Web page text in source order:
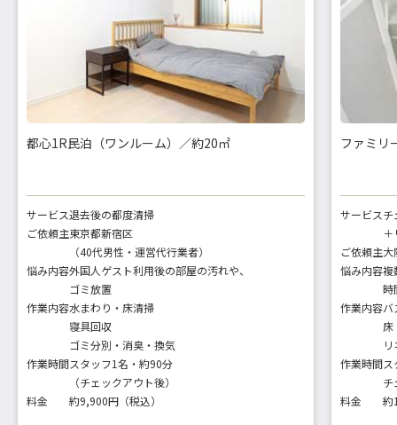
都心1R民泊（ワンルーム）／約20㎡
サービス退去後の都度清掃
ご依頼主東京都新宿区
（40代男性・運営代行業者）
悩み内容外国人ゲスト利用後の部屋の汚れや、
ゴミ放置
作業内容水まわり・床清掃
寝具回収
ゴミ分別・消臭・換気
作業時間スタッフ1名・約90分
（チェックアウト後）
料金
約9,900円（税込）
ファミリ
サービスチ
ご依頼主大
悩み内容複
時
作業内容バ
床
作業時間
チ
料金
約